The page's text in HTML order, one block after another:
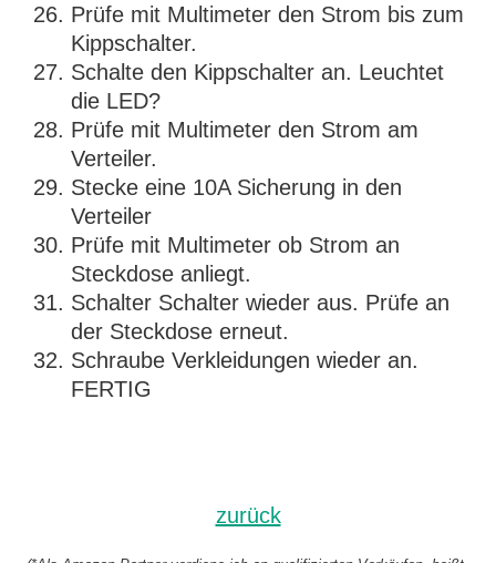
Prüfe mit Multimeter den Strom bis zum
Kippschalter.
Schalte den Kippschalter an. Leuchtet
die LED?
Prüfe mit Multimeter den Strom am
Verteiler.
Stecke eine 10A Sicherung in den
Verteiler
Prüfe mit Multimeter ob Strom an
Steckdose anliegt.
Schalter Schalter wieder aus. Prüfe an
der Steckdose erneut.
Schraube Verkleidungen wieder an.
FERTIG
zurück